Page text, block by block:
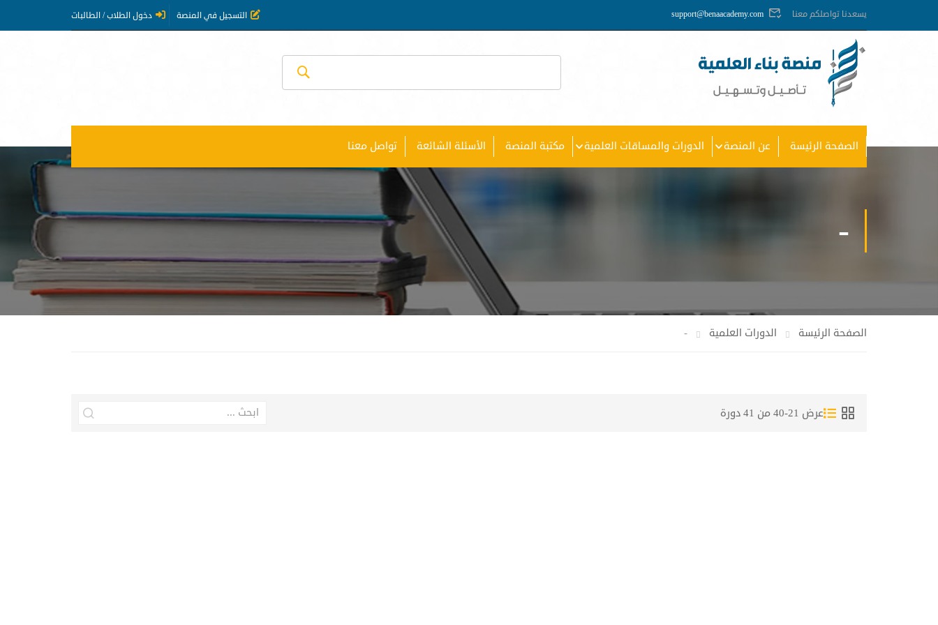
يسعدنا تواصلكم معنا support@benaacademy.com التسجيل في المنصة دخول الطلاب / الطالبات
الصفحة الرئيسة عن المنصة الدورات والمساقات العلمية مكتبة المنصة الأسئلة الشائعة تواصل معنا
-
الصفحة الرئيسة الدورات العلمية -
عرض 21-40 من 41 دورة